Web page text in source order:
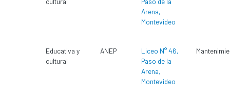
Arena,
Montevideo
Educativa y
cultural
ANEP
Liceo N° 46,
Paso de la
Arena,
Montevideo